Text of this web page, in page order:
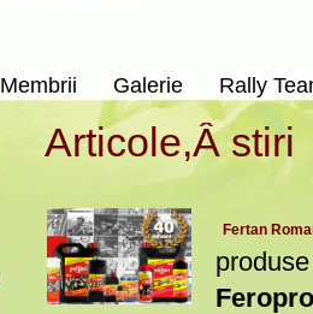
Membrii Galerie Rally
Articole,Â stiri
Fertan